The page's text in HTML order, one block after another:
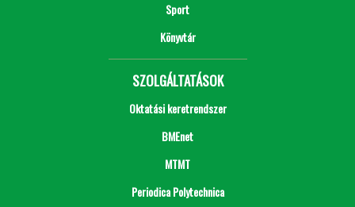
Sport
Könyvtár
SZOLGÁLTATÁSOK
Oktatási keretrendszer
BMEnet
MTMT
Periodica Polytechnica